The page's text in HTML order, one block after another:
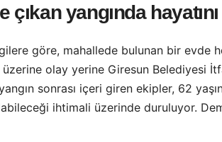
yangında
göre, mahallede bulunan bir evde
olay yerine Giresun Belediyesi
sonrası içeri giren ekipler, 62
ihtimali üzerinde duruluyor.